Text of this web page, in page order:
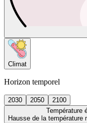
Climat
Horizon temporel
2030 2050
2100
Température
Hausse de la température